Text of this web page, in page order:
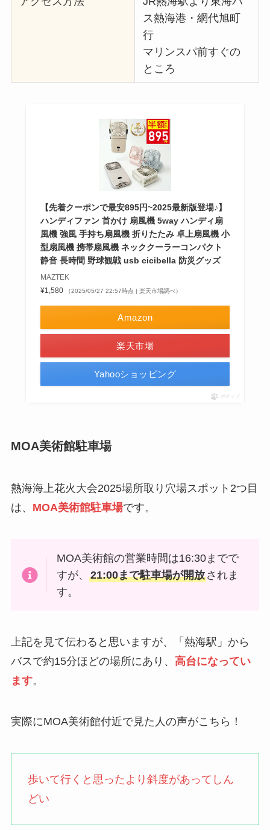
ス熱海港・網代旭町
行
マリンスパ前すぐの
ところ
【先着クーポンで最安895円~2025最新版登場♪】
ハンディファン 首かけ 扇風機 5way ハンディ扇
風機 強風 手持ち扇風機 折りたたみ 卓上扇風機 小
型扇風機 携帯扇風機 ネッククーラーコンパクト
静音 長時間 野球観戦 usb cicibella 防災グッズ
MAZTEK
¥1,580
（2025/05/27 22:57時点 | 楽天市場調べ）
Amazon
楽天市場
Yahooショッピング
ポチップ
MOA美術館駐車場
熱海海上花火大会2025場所取り穴場スポット2つ目
は、 MOA美術館駐車場です。
MOA美術館の営業時間は16:30までで
すが、21:00まで駐車場が開放されま
す。
上記を見て伝わると思いますが、「熱海駅」から
バスで約15分ほどの場所にあり、 高台になってい
ます。
実際にMOA美術館付近で見た人の声がこちら！
歩いて行くと思ったより斜度があってしん
どい